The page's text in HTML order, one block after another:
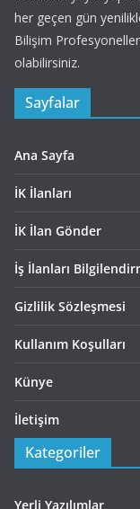
her geçen gün
Bilişim
olabilirsiniz.
Sayfalar
Ana Sayfa
İK İlanları
İK İlan Gönder
İş İlanları
Gizlilik Sözleşmesi
Kullanım Koşulları
Künye
İletişim
Kategoriler
Yerli Yazılımlar